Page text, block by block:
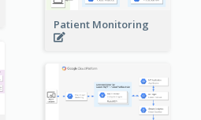
Patient Monitoring